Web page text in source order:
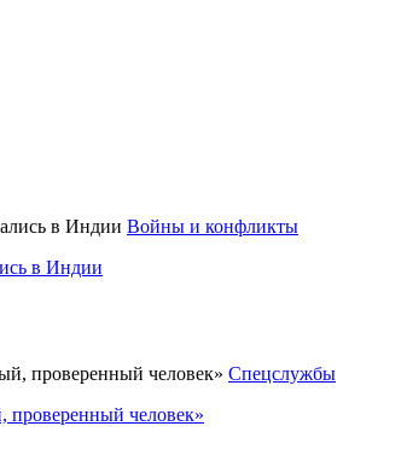
Войны и конфликты
в Индии
Спецслужбы
проверенный человек»